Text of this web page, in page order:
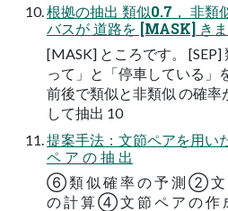
根拠の抽出 類似0.7， 非類
バスが 道路を [MASK] き
[MASK] ところです。 [SEP]
って」と「停車している」
前後で類似と非類似 の確
して抽出 10
提案手法：文節ペアを用
ペ ア の 抽 出
⑥ 類 似 確 率 の 予 測 ② 文
の 計 算 ④ 文 節 ペ ア の 作